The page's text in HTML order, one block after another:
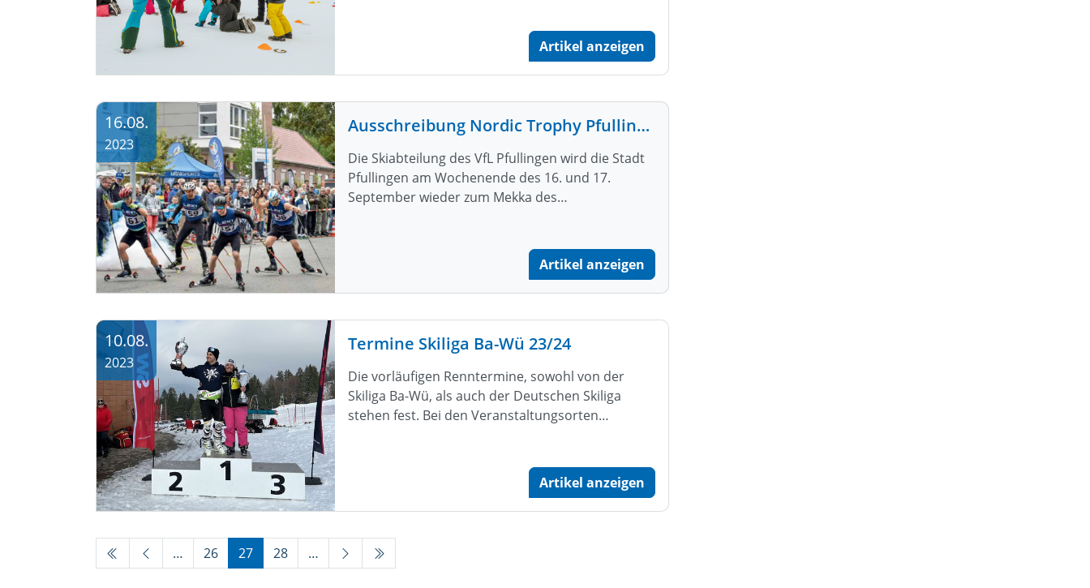
Artikel anzeigen
Ausschreibung Nordic Trophy Pfullingen
Die Skiabteilung des VfL Pfullingen wird die Stadt
Pfullingen am Wochenende des 16. und 17.
September wieder zum Mekka des…
Artikel anzeigen
16.08.
2023
Termine Skiliga Ba-Wü 23/24
Die vorläufigen Renntermine, sowohl von der
Skiliga Ba-Wü, als auch der Deutschen Skiliga
stehen fest. Bei den Veranstaltungsorten…
Artikel anzeigen
10.08.
2023
… 26 27 28 …